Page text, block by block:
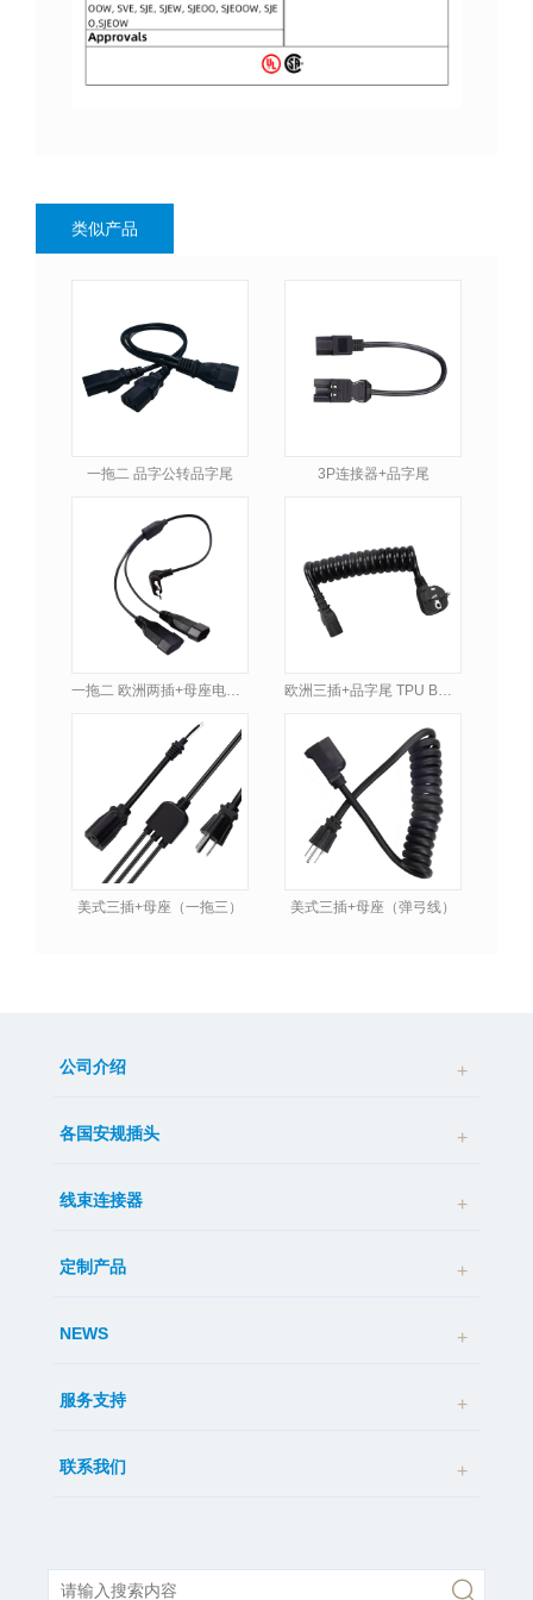
类似产品
一拖二 品字公转品字尾 3P连接器+品字尾
一拖二 欧洲两插+母座电源线 欧洲三插+品字尾 TPU BQ弹弓线
美式三插+母座（一拖三） 美式三插+母座（弹弓线）
公司介绍
各国安规插头
线束连接器
定制产品
NEWS
服务支持
联系我们